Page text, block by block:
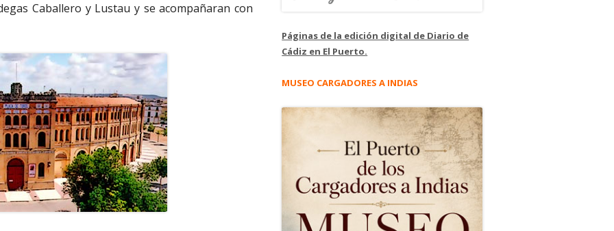
Caballero y Lustau y se acompañaran con
Páginas de la edición digital de Diario de
Cádiz en El Puerto.
MUSEO CARGADORES A INDIAS